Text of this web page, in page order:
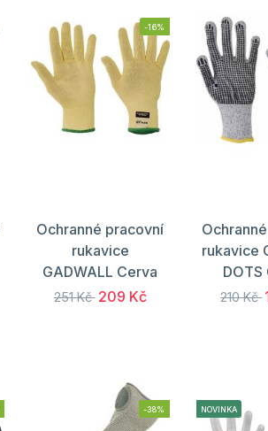
-16%
Ochranné pracovní
rukavice
GADWALL Cerva
251 Kč 209 Kč
rukavice
DOTS
210 Kč
-38% NOVINKA